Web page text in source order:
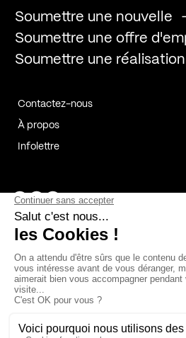
Soumettre une nouvelle
Soumettre une offre
Soumettre une réalisation
Contactez-nous
À propos
Infolettre
Page Facebook de Kollectif
Page Instagram de Kollectif
Page Linkedin de Kollectif
Bâtiment-Durable-Québec-1
Esquisses-1
MP-1